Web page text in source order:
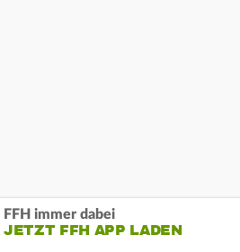
FFH immer dabei
JETZT FFH APP LADEN